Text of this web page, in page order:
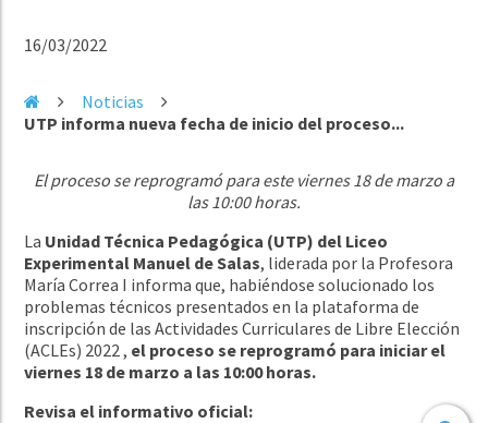
16/03/2022
Noticias
UTP informa nueva fecha de inicio del proceso...
El proceso se reprogramó para este viernes 18 de marzo a
las 10:00 horas.
La Unidad Técnica Pedagógica (UTP) del Liceo
Experimental Manuel de Salas, liderada por la Profesora
María Correa I informa que, habiéndose solucionado los
problemas técnicos presentados en la plataforma de
inscripción de las Actividades Curriculares de Libre Elección
(ACLEs) 2022 , el proceso se reprogramó para iniciar el
viernes 18 de marzo a las 10:00 horas.
Revisa el informativo oficial: